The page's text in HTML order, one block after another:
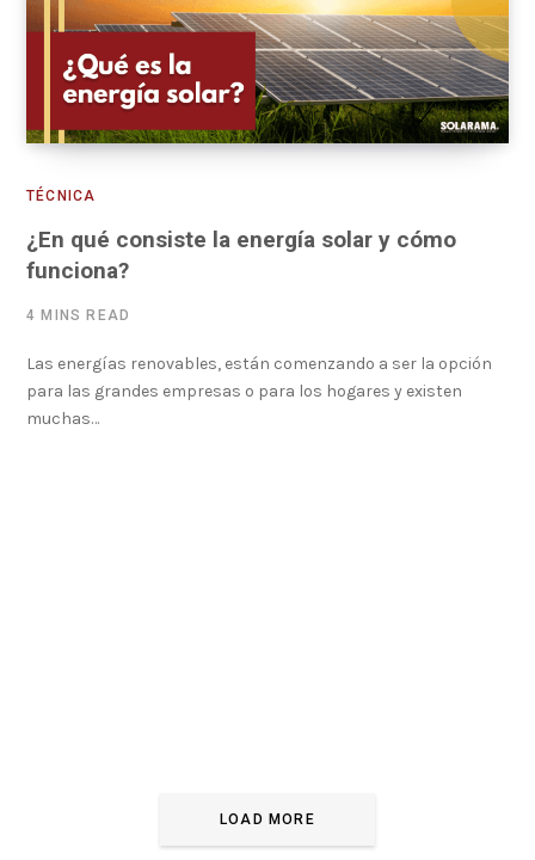
TÉCNICA
¿En qué consiste la energía solar y cómo
funciona?
4 MINS READ
Las energías renovables, están comenzando a ser la opción
para las grandes empresas o para los hogares y existen
muchas…
LOAD MORE